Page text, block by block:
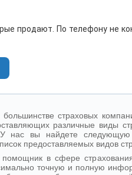
продают. По телефону не
страховых
различные виды
У нас вы найдете
предоставляемых видов
в сфере
точную и полную